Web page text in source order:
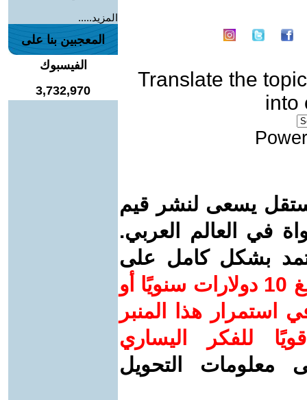
Translate the topic
into
يسعى لنشر قيم
في العالم العربي.
بشكل كامل على
ساهم/ي معنا! بدعمكم بمبلغ 10 دولارات سنويًا أو
استمرار هذا المنبر
للفكر اليساري
معلومات التحويل
المزيد.....
المعجبين بنا على
الفيسبوك
3,732,970